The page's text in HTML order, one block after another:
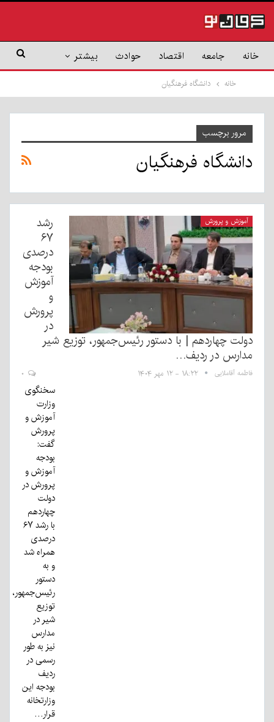
خانه جامعه اقتصاد حوادث بیشتر
خانه دانشگاه فرهنگیان
مرور برچسب
دانشگاه فرهنگیان
آموزش و پرورش
رشد
۶۷
درصدی
بودجه
آموزش
و
پرورش
در
دولت چهاردهم | با دستور رئیس‌جمهور، توزیع شیر
مدارس در ردیف…
فاطمه آقاملایی ۱۸:۲۲ - ۱۲ مهر ۱۴۰۴
سخنگوی
وزارت
آموزش و
پرورش
گفت:
بودجه
آموزش و
پرورش در
دولت
چهاردهم
با رشد ۶۷
درصدی
همراه شد
و به
دستور
رئیس‌جمهور،
توزیع
شیر در
مدارس
نیز به طور
رسمی در
ردیف
بودجه این
وزارتخانه
قرار…